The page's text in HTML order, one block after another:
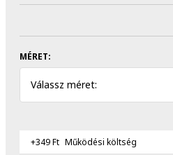
MÉRET:
Válassz méret:
+349 Ft Működési költség